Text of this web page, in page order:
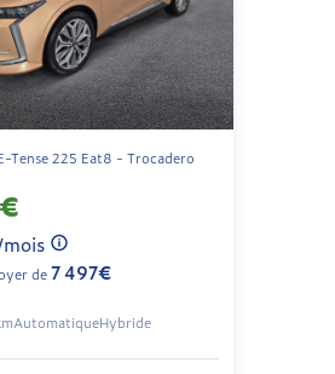
Tense 225 Eat8 - Trocadero
de7 497€
AutomatiqueHybride